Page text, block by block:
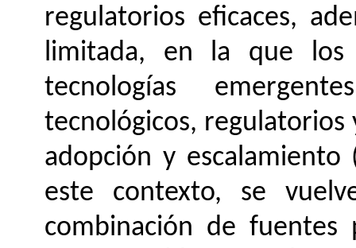
regulatorios eficaces,
limitada, en la que los
tecnologías
tecnológicos,
adopción y escalamiento
este contexto, se
combinación de